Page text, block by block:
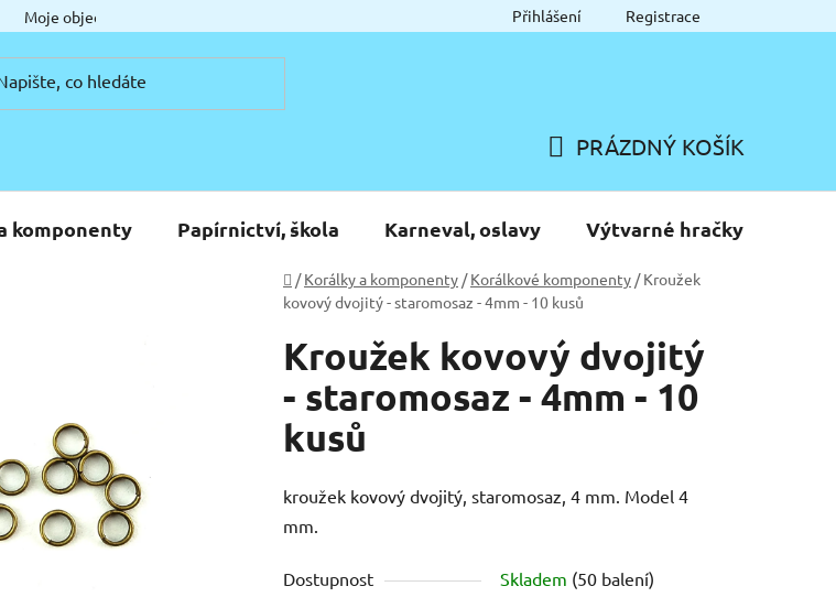
Moje objednávka Přihlášení Registrace
KOŠÍK
PRÁZDNÝ KOŠÍK
komponenty Papírnictví, škola Karneval, oslavy Výtvarné hračky
Domů
/ Korálky a komponenty / Korálkové komponenty / Kroužek
kovový dvojitý - staromosaz - 4mm - 10 kusů
Kroužek kovový dvojitý
- staromosaz - 4mm - 10
kusů
kroužek kovový dvojitý, staromosaz, 4 mm. Model 4
mm.
Dostupnost Skladem (50 balení)